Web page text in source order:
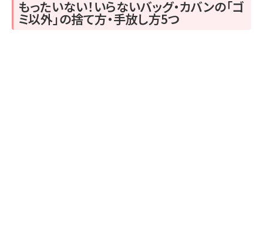
もったいない！いらないバッグ・カバンの「ゴ
ミ以外」の捨て方・手放し方5つ